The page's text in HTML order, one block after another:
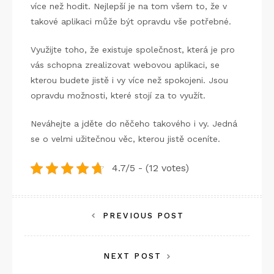
více než hodit. Nejlepší je na tom všem to, že v
takové aplikaci může být opravdu vše potřebné.
Využijte toho, že existuje společnost, která je pro
vás schopna zrealizovat webovou aplikaci, se
kterou budete jistě i vy více než spokojeni. Jsou
opravdu možnosti, které stojí za to využít.
Neváhejte a jděte do něčeho takového i vy. Jedná
se o velmi užitečnou věc, kterou jistě oceníte.
4.7/5 - (12 votes)
Navigace
pro
PREVIOUS POST
NEXT POST